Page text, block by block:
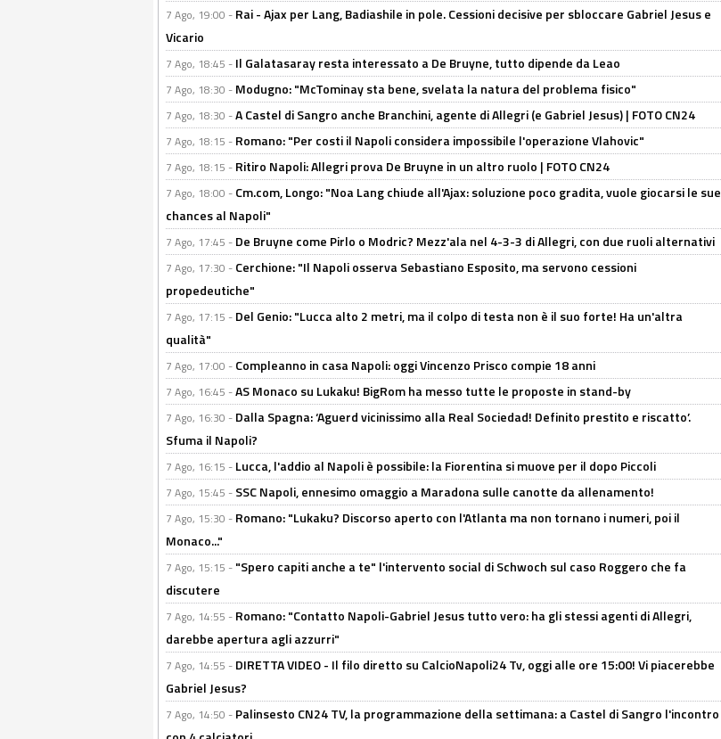
7 Ago, 19:00 - Rai - Ajax per Lang, Badiashile in pole. Cessioni decisive per sbloccare Gabriel Jesus e
Vicario
7 Ago, 18:45 - Il Galatasaray resta interessato a De Bruyne, tutto dipende da Leao
7 Ago, 18:30 - Modugno: "McTominay sta bene, svelata la natura del problema fisico"
7 Ago, 18:30 -A Castel di Sangro anche Branchini, agente di Allegri (e Gabriel Jesus) | FOTO CN24
7 Ago, 18:15 - Romano: "Per costi il Napoli considera impossibile l'operazione Vlahovic"
7 Ago, 18:15 - Ritiro Napoli: Allegri prova De Bruyne in un altro ruolo | FOTO CN24
7 Ago, 18:00 - Cm.com, Longo: "Noa Lang chiude all'Ajax: soluzione poco gradita, vuole giocarsi le sue
chances al Napoli"
7 Ago, 17:45 - De Bruyne come Pirlo o Modric? Mezz'ala nel 4-3-3 di Allegri, con due ruoli alternativi
7 Ago, 17:30 - Cerchione: "Il Napoli osserva Sebastiano Esposito, ma servono cessioni
propedeutiche"
7 Ago, 17:15 - Del Genio: "Lucca alto 2 metri, ma il colpo di testa non è il suo forte! Ha un'altra
qualità"
7 Ago, 17:00 - Compleanno in casa Napoli: oggi Vincenzo Prisco compie 18 anni
7 Ago, 16:45 -AS Monaco su Lukaku! BigRom ha messo tutte le proposte in stand-by
7 Ago, 16:30 - Dalla Spagna: ‘Aguerd vicinissimo alla Real Sociedad! Definito prestito e riscatto’.
Sfuma il Napoli?
7 Ago, 16:15 - Lucca, l'addio al Napoli è possibile: la Fiorentina si muove per il dopo Piccoli
7 Ago, 15:45 - SSC Napoli, ennesimo omaggio a Maradona sulle canotte da allenamento!
7 Ago, 15:30 - Romano: "Lukaku? Discorso aperto con l'Atlanta ma non tornano i numeri, poi il
Monaco..."
7 Ago, 15:15 - "Spero capiti anche a te" l'intervento social di Schwoch sul caso Roggero che fa
discutere
7 Ago, 14:55 - Romano: "Contatto Napoli-Gabriel Jesus tutto vero: ha gli stessi agenti di Allegri,
darebbe apertura agli azzurri"
7 Ago, 14:55 - DIRETTA VIDEO - Il filo diretto su CalcioNapoli24 Tv, oggi alle ore 15:00! Vi piacerebbe
Gabriel Jesus?
7 Ago, 14:50 - Palinsesto CN24 TV, la programmazione della settimana: a Castel di Sangro l'incontro